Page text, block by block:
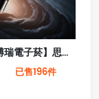
【SP2s思博瑞電子菸】思博瑞 SP2 PRO 主機
已售196件